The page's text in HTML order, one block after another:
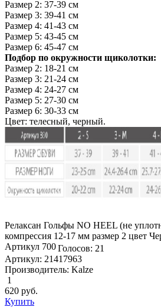
Размер 2: 37-39 см
Размер 3: 39-41 см
Размер 4: 41-43 см
Размер 5: 43-45 см
Размер 6: 45-47 см
Подбор по окружности щиколотки:
Размер 2: 18-21 см
Размер 3: 21-24 см
Размер 4: 24-27 см
Размер 5: 27-30 см
Размер 6: 30-33 см
Цвет: телесный, черный.
Релаксан Гольфы NO HEEL (не
компрессия 12-17 мм размер 2 цвет
Артикул 700Голосов: 21
Артикул: 21417963
Производитель: Kalze
1
620 руб.
Купить